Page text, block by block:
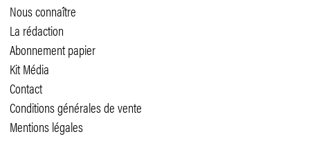
Nous connaître
La rédaction
Abonnement papier
Kit Média
Contact
Conditions générales de vente
Mentions légales